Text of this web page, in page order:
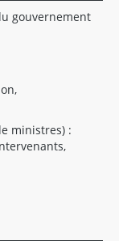
gouvernement
ministres) :